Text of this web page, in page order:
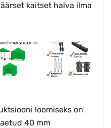
kaitset halva ilma
loomiseks on
40 mm